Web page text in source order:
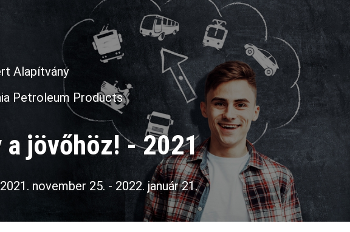
Alapítvány
Petroleum Products
jövőhöz! - 2021
2021. november 25. - 2022. január 21.